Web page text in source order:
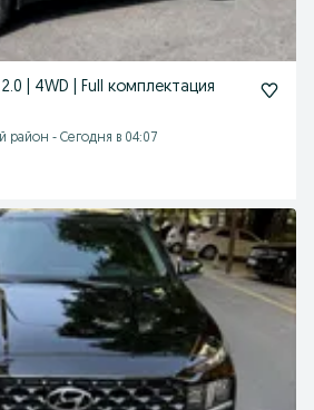
| 4WD | Full комплектация
район - Сегодня в 04:07